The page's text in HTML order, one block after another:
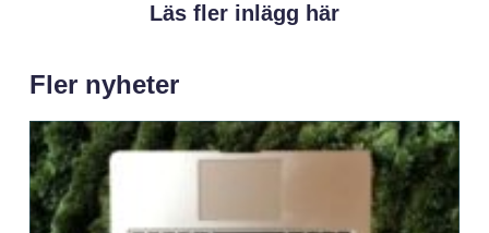
Läs fler inlägg här
Fler nyheter